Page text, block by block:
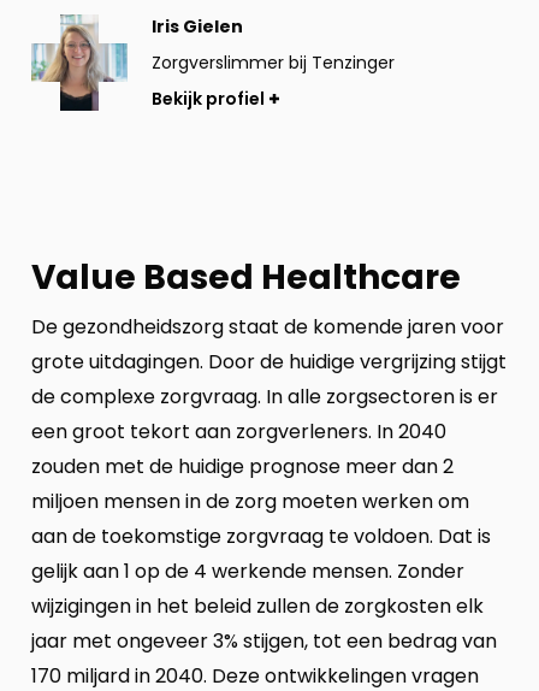
Iris Gielen
Zorgverslimmer bij Tenzinger
Bekijk
profiel
Bekijk profiel
Value Based Healthcare
De gezondheidszorg staat de komende jaren voor
grote uitdagingen. Door de huidige vergrijzing stijgt
de complexe zorgvraag. In alle zorgsectoren is er
een groot tekort aan zorgverleners. In 2040
zouden met de huidige prognose meer dan 2
miljoen mensen in de zorg moeten werken om
aan de toekomstige zorgvraag te voldoen. Dat is
gelijk aan 1 op de 4 werkende mensen. Zonder
wijzigingen in het beleid zullen de zorgkosten elk
jaar met ongeveer 3% stijgen, tot een bedrag van
170 miljard in 2040. Deze ontwikkelingen vragen